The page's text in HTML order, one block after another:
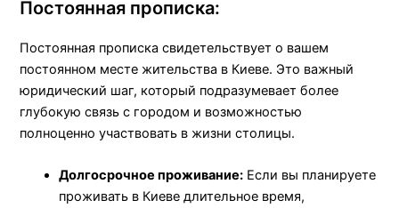
Постоянная прописка:
Постоянная прописка свидетельствует о вашем
постоянном месте жительства в Киеве. Это важный
юридический шаг, который подразумевает более
глубокую связь с городом и возможностью
полноценно участвовать в жизни столицы.
Долгосрочное проживание: Если вы планируете
проживать в Киеве длительное время,